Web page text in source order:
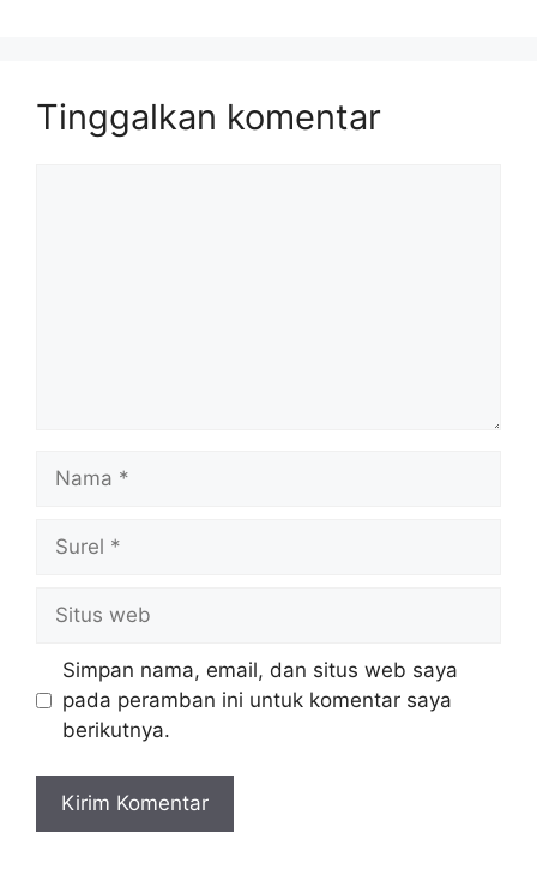
Tinggalkan komentar
web
Simpan nama, email, dan situs web saya
pada peramban ini untuk komentar saya
berikutnya.